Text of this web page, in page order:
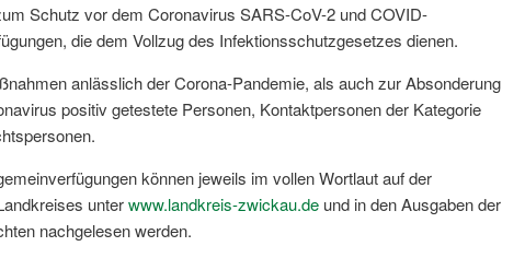
Schutz vor dem Coronavirus SARS-CoV-2 und COVID-
die dem Vollzug des Infektionsschut­zgesetzes dienen.
anlässlich der Corona-Pandemie, als auch zur Absonderung
positiv getestete Personen, Kontaktpersonen der Kategorie
können jeweils im vollen Wortlaut auf der
unterwww.landkreis-zwickau.de und in den Ausgaben der
nachgelesen werden.